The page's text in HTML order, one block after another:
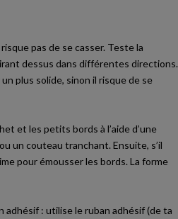
pas de se casser. Teste la
dessus dans différentes directions.
plus solide, sinon il risque de se
et les petits bords à l’aide d’une
un couteau tranchant. Ensuite, s’il
pour émousser les bords. La forme
adhésif : utilise le ruban adhésif (de ta